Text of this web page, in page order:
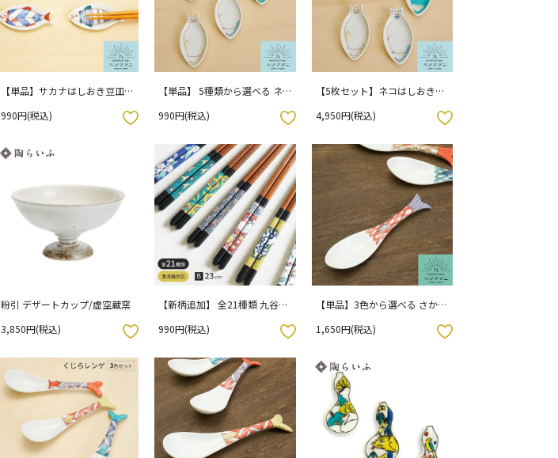
【単品】サカナはしおき豆皿 /
990円(税込)
【単品】 5種類から選べる ネ
990円(税込)
お気に入りボタン
【5枚セット】ネコはしおき豆
4,950円(税込)
お気に入りボタン
粉引 デザートカップ/虚空蔵窯
3,850円(税込)
【新柄追加】 全21種類 九谷色
青郊窯
990円(税込)
お気に入りボタン
【単品】3色から選べる さかな
1,650円(税込)
お気に入りボタン